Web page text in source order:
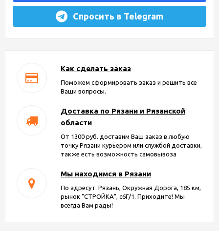
Спросить в Telegram
Как сделать заказ
Поможем сформировать заказ и решить все
Ваши вопросы.
Доставка по Рязани и Рязанской
области
От 1300 руб. доставим Ваш заказ в любую
точку Рязани курьером или службой доставки,
также есть возможность самовывоза
Мы находимся в Рязани
По адресу г. Рязань, Окружная Дорога, 185 км,
рынок "СТРОЙКА", с6Г/1. Приходите! Мы
всегда Вам рады!